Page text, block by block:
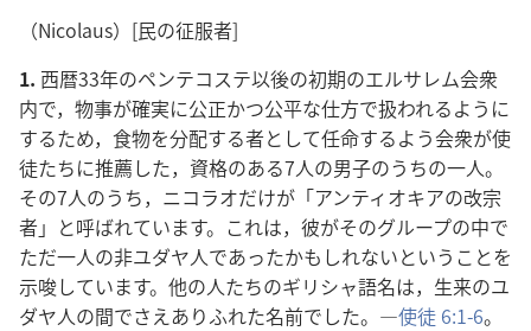
る
開
く）
（Nicolaus）[民の征服者]
1. 西暦33年のペンテコステ以後の初期のエルサレム会衆
内で，物事が確実に公正かつ公平な仕方で扱われるように
するため，食物を分配する者として任命するよう会衆が使
徒たちに推薦した，資格のある7人の男子のうちの一人。
その7人のうち，ニコラオだけが「アンティオキアの改宗
者」と呼ばれています。これは，彼がそのグループの中で
ただ一人の非ユダヤ人であったかもしれないということを
示唆しています。他の人たちのギリシャ語名は，生来のユ
ダヤ人の間でさえありふれた名前でした。―使徒 6:1-6。